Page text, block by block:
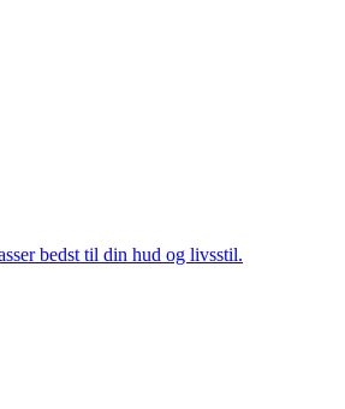
bedst til din hud og livsstil.